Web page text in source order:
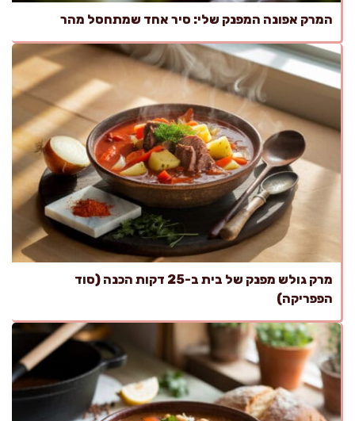
המרק אפונה המפנק שלי: סיר אחד שמתחסל מהר
מרק גולש מפנק של בית ב-25 דקות הכנה (סוד
הפפריקה)